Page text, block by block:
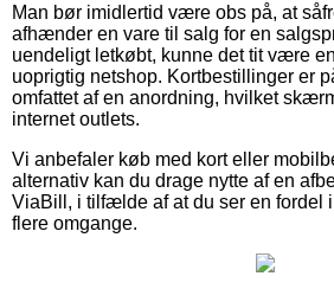
Man bør imidlertid være obs på, at
afhænder en vare til salg for en
uendeligt letkøbt, kunne det tit være
uoprigtig netshop. Kortbestillinger er
omfattet af en anordning, hvilket
internet outlets.
Vi anbefaler køb med kort eller
alternativ kan du drage nytte af en
ViaBill, i tilfælde af at du ser en fordel
flere omgange.